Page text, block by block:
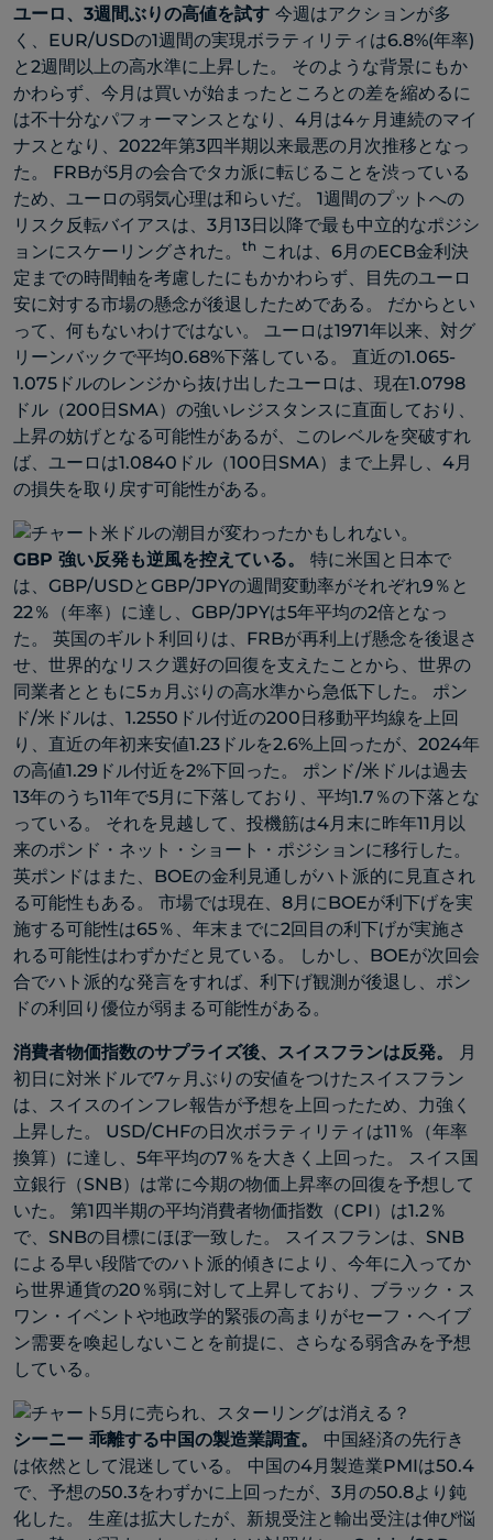
ユーロ、3週間ぶりの高値を試す 今週はアクションが多
く、EUR/USDの1週間の実現ボラティリティは6.8%(年率)
と2週間以上の高水準に上昇した。 そのような背景にもか
かわらず、今月は買いが始まったところとの差を縮めるに
は不十分なパフォーマンスとなり、4月は4ヶ月連続のマイ
ナスとなり、2022年第3四半期以来最悪の月次推移となっ
た。 FRBが5月の会合でタカ派に転じることを渋っている
ため、ユーロの弱気心理は和らいだ。 1週間のプットへの
リスク反転バイアスは、3月13日以降で最も中立的なポジシ
ョンにスケーリングされた。
th これは、6月のECB金利決
定までの時間軸を考慮したにもかかわらず、目先のユーロ
安に対する市場の懸念が後退したためである。 だからとい
って、何もないわけではない。 ユーロは1971年以来、対グ
リーンバックで平均0.68%下落している。 直近の1.065-
1.075ドルのレンジから抜け出したユーロは、現在1.0798
ドル（200日SMA）の強いレジスタンスに直面しており、
上昇の妨げとなる可能性があるが、このレベルを突破すれ
ば、ユーロは1.0840ドル（100日SMA）まで上昇し、4月
の損失を取り戻す可能性がある。
GBP 強い反発も逆風を控えている。
特に米国と日本で
は、GBP/USDとGBP/JPYの週間変動率がそれぞれ9％と
22％（年率）に達し、GBP/JPYは5年平均の2倍となっ
た。 英国のギルト利回りは、FRBが再利上げ懸念を後退さ
せ、世界的なリスク選好の回復を支えたことから、世界の
同業者とともに5ヵ月ぶりの高水準から急低下した。 ポン
ド/米ドルは、1.2550ドル付近の200日移動平均線を上回
り、直近の年初来安値1.23ドルを2.6%上回ったが、2024年
の高値1.29ドル付近を2%下回った。 ポンド/米ドルは過去
13年のうち11年で5月に下落しており、平均1.7％の下落とな
っている。 それを見越して、投機筋は4月末に昨年11月以
来のポンド・ネット・ショート・ポジションに移行した。
英ポンドはまた、BOEの金利見通しがハト派的に見直され
る可能性もある。 市場では現在、8月にBOEが利下げを実
施する可能性は65％、年末までに2回目の利下げが実施さ
れる可能性はわずかだと見ている。 しかし、BOEが次回会
合でハト派的な発言をすれば、利下げ観測が後退し、ポン
ドの利回り優位が弱まる可能性がある。
消費者物価指数のサプライズ後、スイスフランは反発。
月
初日に対米ドルで7ヶ月ぶりの安値をつけたスイスフラン
は、スイスのインフレ報告が予想を上回ったため、力強く
上昇した。 USD/CHFの日次ボラティリティは11％（年率
換算）に達し、5年平均の7％を大きく上回った。 スイス国
立銀行（SNB）は常に今期の物価上昇率の回復を予想して
いた。 第1四半期の平均消費者物価指数（CPI）は1.2％
で、SNBの目標にほぼ一致した。 スイスフランは、SNB
による早い段階でのハト派的傾きにより、今年に入ってか
ら世界通貨の20％弱に対して上昇しており、ブラック・ス
ワン・イベントや地政学的緊張の高まりがセーフ・ヘイブ
ン需要を喚起しないことを前提に、さらなる弱含みを予想
している。
シーニー 乖離する中国の製造業調査。 中国経済の先行き
は依然として混迷している。
中国の4月製造業PMIは50.4
で、予想の50.3をわずかに上回ったが、3月の50.8より鈍
化した。 生産は拡大したが、新規受注と輸出受注は伸び悩